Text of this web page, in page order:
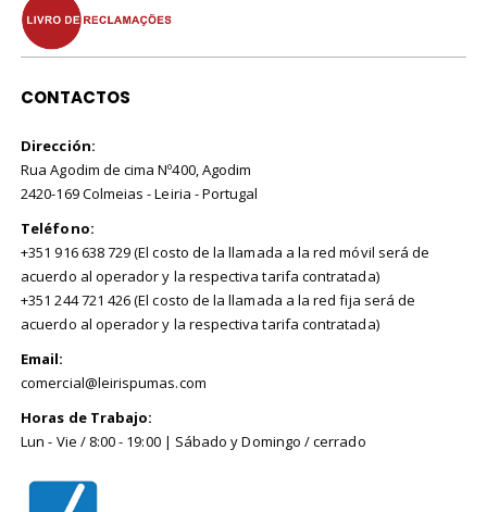
CONTACTOS
Dirección:
Rua Agodim de cima Nº400, Agodim
2420-169 Colmeias - Leiria - Portugal
Teléfono:
+351 916 638 729 (El costo de la llamada a la red móvil será de
acuerdo al operador y la respectiva tarifa contratada)
+351 244 721 426 (El costo de la llamada a la red fija será de
acuerdo al operador y la respectiva tarifa contratada)
Email:
comercial@leirispumas.com
Horas de Trabajo:
Lun - Vie / 8:00 - 19:00 | Sábado y Domingo / cerrado